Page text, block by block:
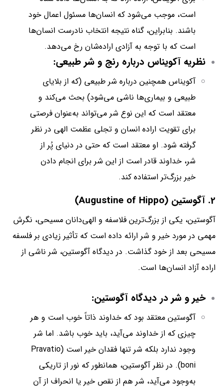
است، موجب می‌شود که انسان‌ها مسئول اعمال خود
باشند. بنابراین، گناه نتیجه انتخاب نادرست انسان‌ها
است که با توجه به آزادی اراده‌شان رخ می‌دهد.
نظریه آکویناس درباره رنج و شر طبیعی:
آکویناس همچنین درباره شر طبیعی (که از بلایای
طبیعی و بیماری‌ها ناشی می‌شود) بحث می‌کند و
معتقد است که این نوع شر می‌تواند به‌عنوان فرصتی
برای تقویت اراده انسان و تجلی عظمت الهی در نظر
گرفته شود. او معتقد است که حتی در دنیای پُر از
شر، خداوند قادر است از این شر برای انجام دادن
خیر بزرگ‌تر استفاده کند.
2. آگوستین (Augustine of Hippo)
آگوستین، یکی از بزرگ‌ترین فلاسفه و الهی‌دانان مسیحی، نگرش
مهمی در مورد خیر و شر ارائه داده است که تأثیر زیادی بر فلسفه
مسیحی بعد از خود گذاشت. در دیدگاه آگوستین، شر ناشی از
اراده آزاد انسان‌ها است.
خیر و شر در دیدگاه آگوستین:
آگوستین معتقد بود که خداوند ذاتاً خوب است و هر
چیزی که از خداوند می‌آید، باید خوب باشد. اما شر
وجود ندارد بلکه شر تنها فقدان خیر است (Pravatio
boni). در نظر آگوستین، همانطور که نور از تاریکی
به‌وجود می‌آید، شر هم از نقص خیر یا انحراف از آن